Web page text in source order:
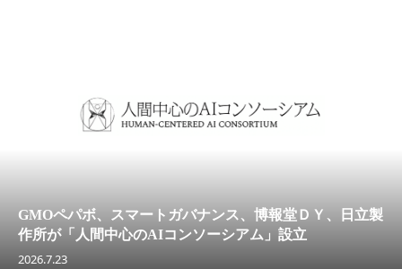
GMOペパボ、スマートガバナンス、博報堂ＤＹ、日立製
作所が「人間中心のAIコンソーシアム」設立
2026.7.23